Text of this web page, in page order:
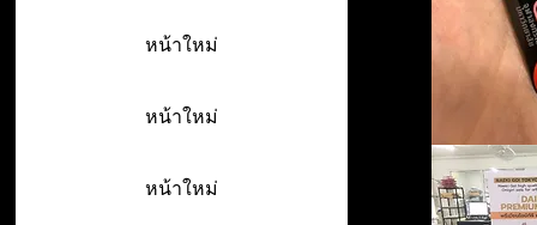
หน้าใหม่
หน้าใหม่
หน้าใหม่